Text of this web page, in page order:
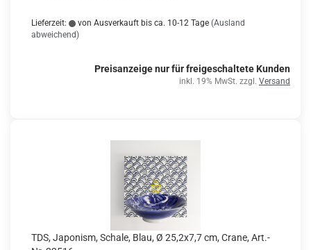
Lieferzeit: von Ausverkauft bis ca. 10-12 Tage (Ausland
abweichend)
Preisanzeige nur für freigeschaltete Kunden
inkl. 19% MwSt. zzgl. Versand
TDS, Japonism, Schale, Blau, Ø 25,2x7,7 cm, Crane, Art.-